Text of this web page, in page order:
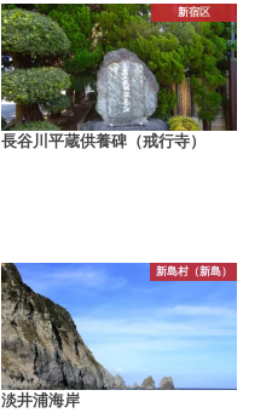
新宿区
長谷川平蔵供養碑（戒行寺）
新島村（新島）
淡井浦海岸